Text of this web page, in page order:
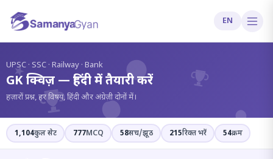
EN
?
UPSC · SSC · Railway · Bank
GK क्विज़ — हिंदी में तैयारी करें
हज़ारों प्रश्न, हर विषय, हिंदी और अंग्रेज़ी दोनों में।
1,104कुल सेट 777MCQ 58सच/झूठ 215रिक्त भरें 54क्रम